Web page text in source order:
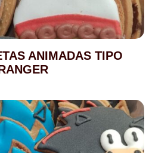
ANIMADAS TIPO